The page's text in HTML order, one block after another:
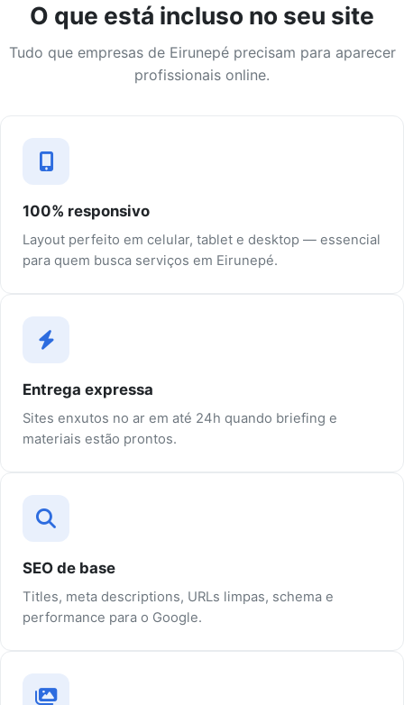
O que está incluso no seu site
Tudo que empresas de Eirunepé precisam para aparecer
profissionais online.
100% responsivo
Layout perfeito em celular, tablet e desktop — essencial
para quem busca serviços em Eirunepé.
Entrega expressa
Sites enxutos no ar em até 24h quando briefing e
materiais estão prontos.
SEO de base
Titles, meta descriptions, URLs limpas, schema e
performance para o Google.